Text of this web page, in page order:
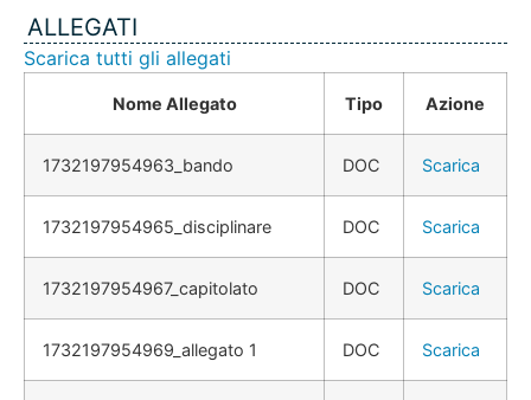
ALLEGATI
Scarica tutti gli allegati
Nome Allegato Tipo Azione
1732197954963_bando DOC Scarica
1732197954965_disciplinare DOC Scarica
1732197954967_capitolato DOC Scarica
1732197954969_allegato 1 DOC Scarica